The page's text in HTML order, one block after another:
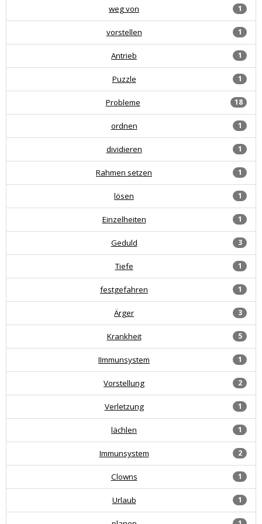
1
weg von
1
vorstellen
1
Antrieb
1
Puzzle
18
Probleme
1
ordnen
1
dividieren
1
Rahmen setzen
1
lösen
1
Einzelheiten
3
Geduld
1
Tiefe
1
festgefahren
3
Ärger
5
Krankheit
1
IImmunsystem
2
Vorstellung
1
Verletzung
1
lächlen
2
Immunsystem
1
Clowns
1
Urlaub